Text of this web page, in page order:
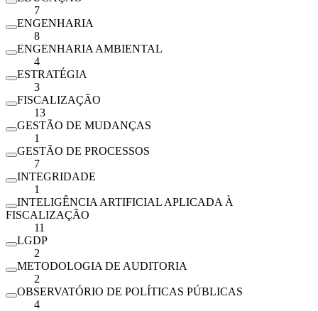
7
ENGENHARIA
8
ENGENHARIA AMBIENTAL
4
ESTRATÉGIA
3
FISCALIZAÇÃO
13
GESTÃO DE MUDANÇAS
1
GESTÃO DE PROCESSOS
7
INTEGRIDADE
1
INTELIGÊNCIA ARTIFICIAL APLICADA À
FISCALIZAÇÃO
11
LGDP
2
METODOLOGIA DE AUDITORIA
2
OBSERVATÓRIO DE POLÍTICAS PÚBLICAS
4